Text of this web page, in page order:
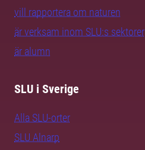
vill rapportera om naturen
är verksam inom SLU:s sektorer
är alumn
SLU i Sverige
Alla SLU-orter
SLU Alnarp